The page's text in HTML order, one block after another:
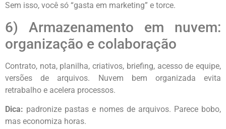
Sem isso, você só “gasta em marketing” e torce.
6) Armazenamento em nuvem:
organização e colaboração
Contrato, nota, planilha, criativos, briefing, acesso de equipe,
versões de arquivos. Nuvem bem organizada evita
retrabalho e acelera processos.
Dica: padronize pastas e nomes de arquivos. Parece bobo,
mas economiza horas.